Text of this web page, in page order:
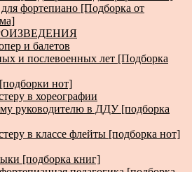
фортепиано [Подборка от
и балетов
и послевоенных лет [Подборка
нот]
в хореографии
руководителю в ДДУ [подборка
в классе флейты [подборка нот]
[подборка книг]